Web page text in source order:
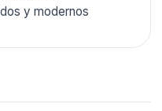
y modernos